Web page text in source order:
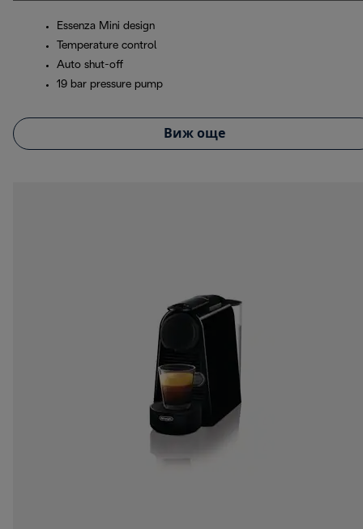
Essenza Mini design
Temperature control
Auto shut-off
19 bar pressure pump
Виж още